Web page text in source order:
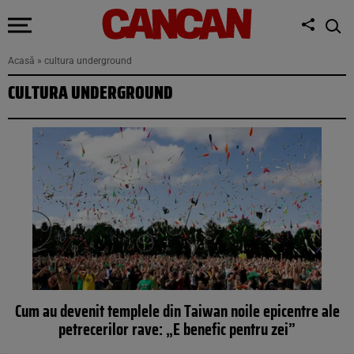
Acasă » cultura underground
CULTURA UNDERGROUND
Cum au devenit templele din Taiwan noile epicentre ale
petrecerilor rave: „E benefic pentru zei”